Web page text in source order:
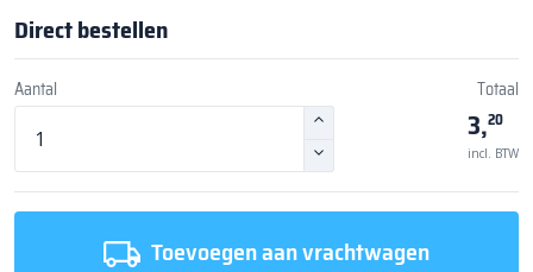
Direct bestellen
Aantal Totaal
3,20
incl. BTW
Toevoegen aan vrachtwagen